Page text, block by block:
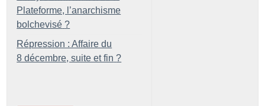
Plateforme, l’anarchisme
bolchevisé ?
Répression : Affaire du
8 décembre, suite et fin ?